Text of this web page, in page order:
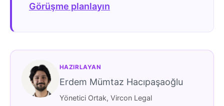
Görüşme planlayın
HAZIRLAYAN
Erdem Mümtaz Hacıpaşaoğlu
Yönetici Ortak, Vircon Legal